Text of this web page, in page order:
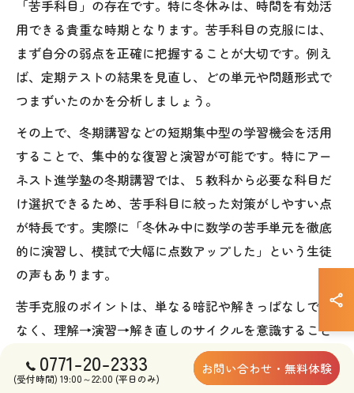
「苦手科目」の存在です。特に冬休みは、時間を有効活
用できる貴重な時期となります。苦手科目の克服には、
まず自分の弱点を正確に把握することが大切です。例え
ば、定期テストの結果を見直し、どの単元や問題形式で
つまずいたのかを分析しましょう。
その上で、冬期講習などの短期集中型の学習機会を活用
することで、集中的な復習と演習が可能です。特にアー
ネスト進学塾の冬期講習では、５教科から必要な科目だ
け選択できるため、苦手科目に絞った対策がしやすい点
が特長です。実際に「冬休み中に数学の苦手単元を徹底
的に演習し、模試で大幅に点数アップした」という生徒
の声もあります。
苦手克服のポイントは、単なる暗記や解きっぱなしでは
なく、理解→演習→解き直しのサイクルを意識すること
です。疑問点はそのままにせず、講師へ積極的に質問す
ることも重要です。冬期講習のようなサポート体制が整
0771-20-2333
(受付時間) 19:00～22:00 (平日のみ)
お問い合わせ・無料体験